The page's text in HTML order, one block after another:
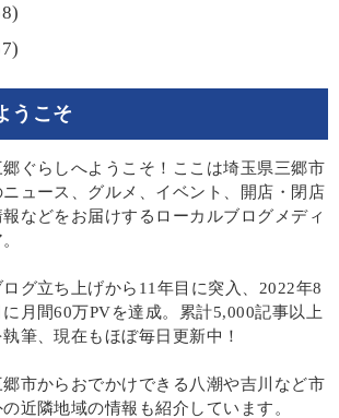
うこそ
郷ぐらしへようこそ！ここは埼玉県三郷市
ニュース、グルメ、イベント、開店・閉店
報などをお届けするローカルブログメディ
ログ立ち上げから11年目に突入、2022年8
に月間60万PVを達成。累計5,000記事以上
執筆、現在もほぼ毎日更新中！
郷市からおでかけできる八潮や吉川など市
の近隣地域の情報も紹介しています。